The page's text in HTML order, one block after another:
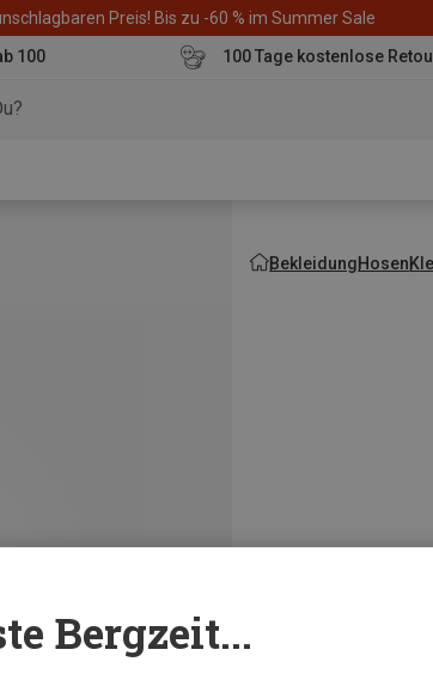
Preis! Bis zu -60 % im Summer Sale
100
100 Tage kostenlose
BekleidungHosen
Bergzeit...